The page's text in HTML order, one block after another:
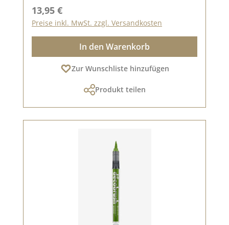
Regulärer Preis:
13,95 €
Preise inkl. MwSt. zzgl. Versandkosten
In den Warenkorb
Zur Wunschliste hinzufügen
Produkt teilen